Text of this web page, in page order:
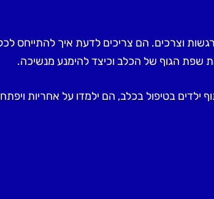
וצרכים. הם צריכים לדעת איך להתייחס
שפת הגוף של הכלב וכיצד להימנע מנשיכה.
ילדים בטיפול בכלב, הם ילמדו על אחריות